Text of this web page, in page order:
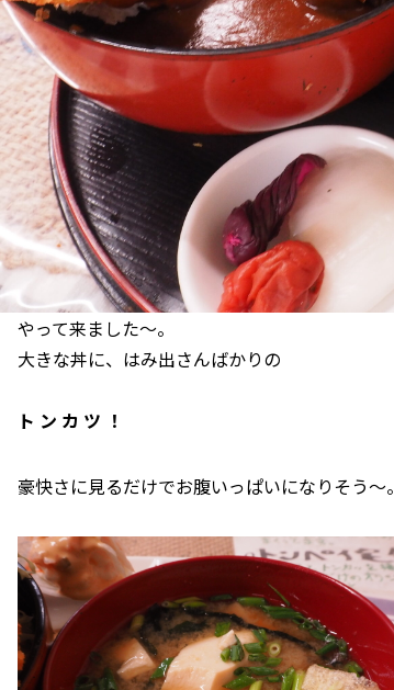
やって来ました～。
大きな丼に、はみ出さんばかりの
ト ン カ ツ ！
豪快さに見るだけでお腹いっぱいになりそう～。